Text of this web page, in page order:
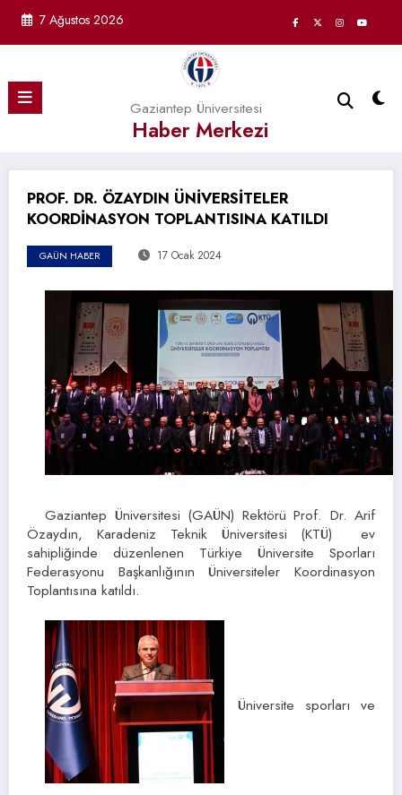
7 Ağustos 2026
Gaziantep Üniversitesi
Haber Merkezi
PROF. DR. ÖZAYDIN ÜNİVERSİTELER
KOORDİNASYON TOPLANTISINA KATILDI
GAÜN HABER 17 Ocak 2024
Gaziantep Üniversitesi (GAÜN) Rektörü Prof. Dr. Arif
Özaydın, Karadeniz Teknik Üniversitesi (KTÜ) ev
sahipliğinde düzenlenen Türkiye Üniversite Sporları
Federasyonu Başkanlığının Üniversiteler Koordinasyon
Toplantısına katıldı.
Üniversite sporları ve